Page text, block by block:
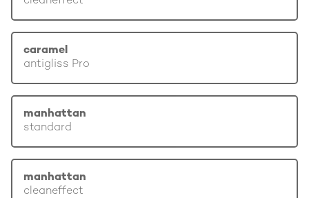
caramel
antigliss Pro
manhattan
standard
manhattan
cleaneffect